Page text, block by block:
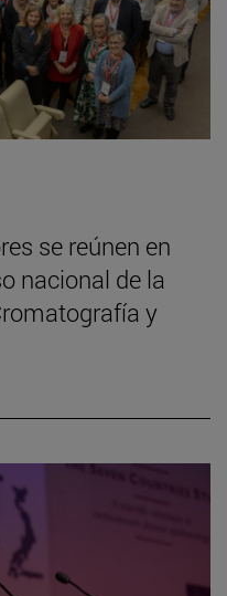
se reúnen en
nacional de la
y